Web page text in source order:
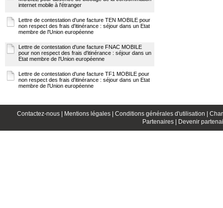
internet mobile à l'étranger
Lettre de contestation d'une facture TEN MOBILE pour
non respect des frais d'itinérance : séjour dans un Etat
membre de l'Union européenne
Lettre de contestation d'une facture FNAC MOBILE
pour non respect des frais d'itinérance : séjour dans un
Etat membre de l'Union européenne
Lettre de contestation d'une facture TF1 MOBILE pour
non respect des frais d'itinérance : séjour dans un Etat
membre de l'Union européenne
Contactez-nous | Mentions légales | Conditions générales d'utilisation |
Partenaires | Devenir